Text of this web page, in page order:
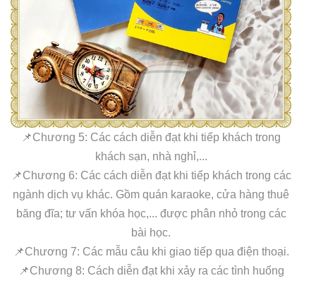
📌Chương 5: Các cách diễn đạt khi tiếp khách trong
khách sạn, nhà nghỉ,...
📌Chương 6: Các cách diễn đạt khi tiếp khách trong các
ngành dịch vụ khác. Gồm quán karaoke, cửa hàng thuê
băng đĩa; tư vấn khóa học,... được phân nhỏ trong các
bài học.
📌Chương 7: Các mẫu câu khi giao tiếp qua điện thoại.
📌Chương 8: Cách diễn đạt khi xảy ra các tình huống